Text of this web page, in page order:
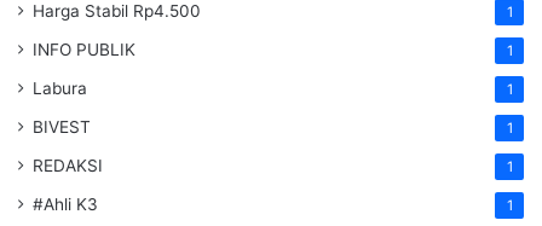
Harga Stabil Rp4.500 1
INFO PUBLIK 1
Labura 1
BIVEST 1
REDAKSI 1
#Ahli K3 1